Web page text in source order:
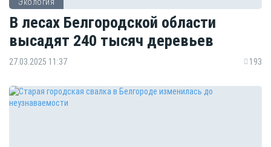
В лесах Белгородской области
высадят 240 тысяч деревьев
27.03.2025 11:37 193